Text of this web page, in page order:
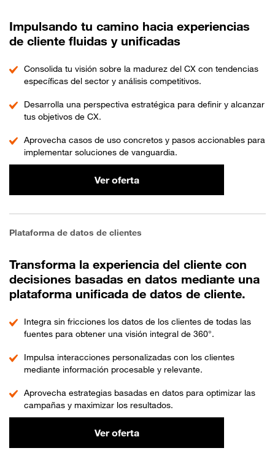
Impulsando tu camino hacia experiencias
de cliente fluidas y unificadas
Consolida tu visión sobre la madurez del CX con tendencias
específicas del sector y análisis competitivos.
Desarrolla una perspectiva estratégica para definir y alcanzar
tus objetivos de CX.
Aprovecha casos de uso concretos y pasos accionables para
implementar soluciones de vanguardia.
Ver oferta
Plataforma de datos de clientes
Transforma la experiencia del cliente con
decisiones basadas en datos mediante una
plataforma unificada de datos de cliente.
Integra sin fricciones los datos de los clientes de todas las
fuentes para obtener una visión integral de 360°.
Impulsa interacciones personalizadas con los clientes
mediante información procesable y relevante.
Aprovecha estrategias basadas en datos para optimizar las
campañas y maximizar los resultados.
Ver oferta